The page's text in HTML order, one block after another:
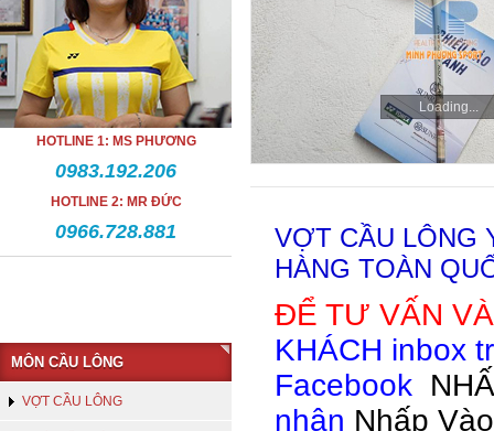
HOTLINE 1: MS PHƯƠNG
0983.192.206
HOTLINE 2: MR ĐỨC
0966.728.881
MÔN CẦU LÔNG
VỢT CẦU LÔNG
Loading...
VỢT CẦU LÔNG
HÀNG TOÀN
ĐỂ TƯ VẤN
KHÁCH inbox
Facebook
nhân Nhấp